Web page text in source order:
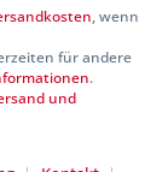
, wenn
für andere
.
und